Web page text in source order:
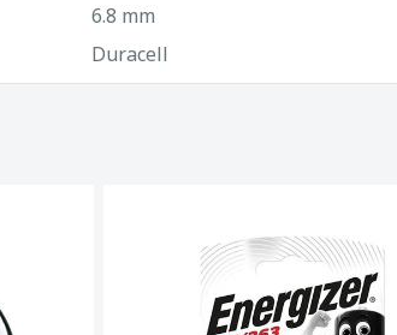
6.8 mm
Duracell